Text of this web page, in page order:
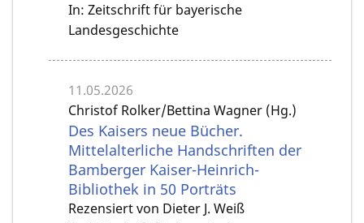
In: Zeitschrift für bayerische
Landesgeschichte
11.05.2026
Christof Rolker/Bettina Wagner (Hg.)
Des Kaisers neue Bücher.
Mittelalterliche Handschriften der
Bamberger Kaiser-Heinrich-
Bibliothek in 50 Porträts
Rezensiert von Dieter J. Weiß